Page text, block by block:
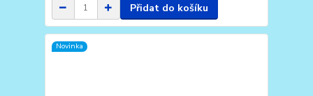
Přidat do košíku
Novinka